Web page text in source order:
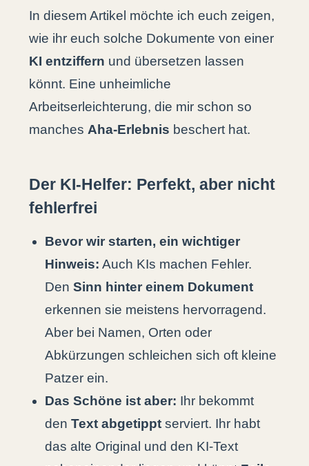
In diesem Artikel möchte ich euch zeigen,
wie ihr euch solche Dokumente von einer
KI entziffern und übersetzen lassen
könnt. Eine unheimliche
Arbeitserleichterung, die mir schon so
manches Aha-Erlebnis beschert hat.
Der KI-Helfer: Perfekt, aber nicht
fehlerfrei
Bevor wir starten, ein wichtiger
Hinweis: Auch KIs machen Fehler.
DenSinn hinter einem Dokument
erkennen sie meistens hervorragend.
Aber bei Namen, Orten oder
Abkürzungen schleichen sich oft kleine
Patzer ein.
Das Schöne ist aber: Ihr bekommt
denText abgetippt serviert. Ihr habt
das alte Original und den KI-Text